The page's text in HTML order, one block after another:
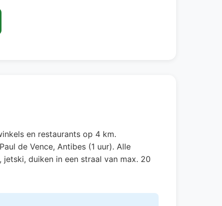
en restaurants op 4 km.
de Vence, Antibes (1 uur). Alle
duiken in een straal van max. 20